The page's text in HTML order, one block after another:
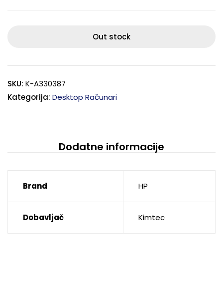
Out stock
SKU: K-A330387
Kategorija: Desktop Računari
Dodatne informacije
Brand HP
Dobavljač Kimtec